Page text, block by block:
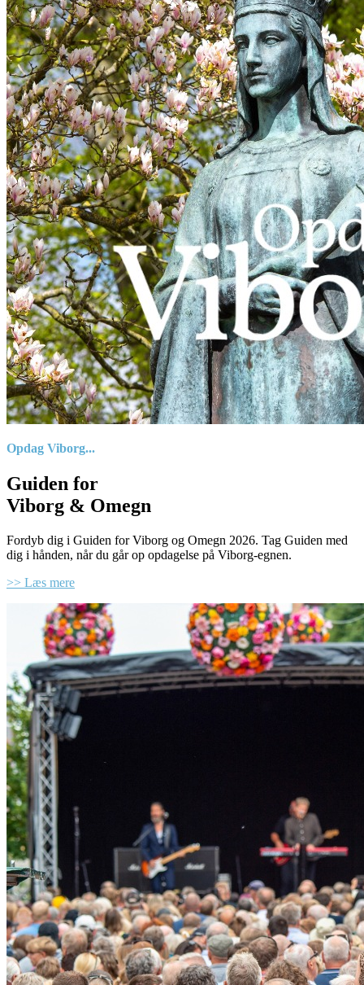
Opdag Viborg...
Guiden for
Viborg & Omegn
Fordyb dig i Guiden for Viborg og Omegn 2026. Tag Guiden med
dig i hånden, når du går op opdagelse på Viborg-egnen.
>> Læs mere